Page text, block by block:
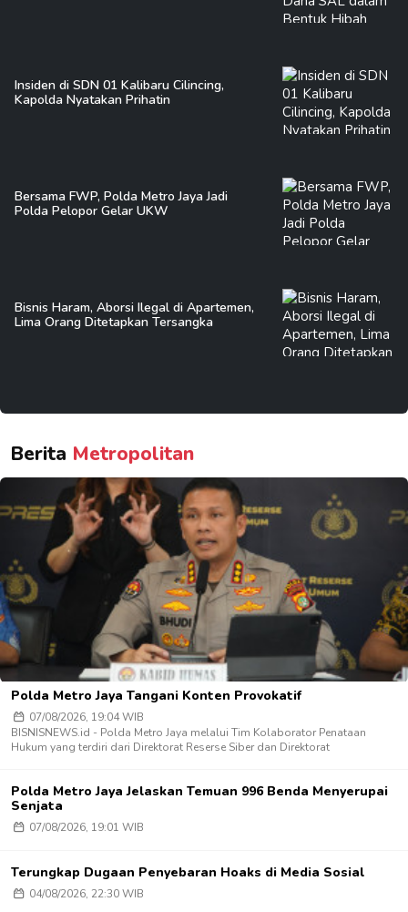
Insiden di SDN 01 Kalibaru Cilincing,
Kapolda Nyatakan Prihatin
Bersama FWP, Polda Metro Jaya Jadi
Polda Pelopor Gelar UKW
Bisnis Haram, Aborsi Ilegal di Apartemen,
Lima Orang Ditetapkan Tersangka
Berita Metropolitan
Polda Metro Jaya Tangani Konten Provokatif
07/08/2026, 19:04 WIB
BISNISNEWS.id - Polda Metro Jaya melalui Tim Kolaborator Penataan
Hukum yang terdiri dari Direktorat Reserse Siber dan Direktorat
Polda Metro Jaya Jelaskan Temuan 996 Benda Menyerupai
Senjata
07/08/2026, 19:01 WIB
Terungkap Dugaan Penyebaran Hoaks di Media Sosial
04/08/2026, 22:30 WIB